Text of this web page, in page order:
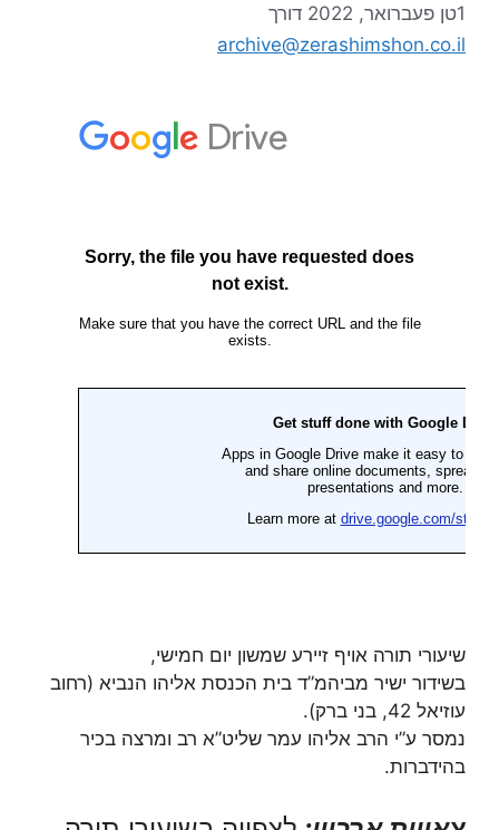
1טן פעברואר, 2022
דורך
archive@zerashimshon.co.il
שיעורי תורה אויף זיירע שמשון יום חמישי,
בשידור ישיר מביהמ”ד בית הכנסת אליהו הנביא (רחוב
עוזיאל 42, בני ברק).
נמסר ע”י הרב אליהו עמר שליט”א רב ומרצה בכיר
בהידברות.